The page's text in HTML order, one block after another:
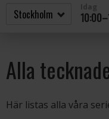
Alla
Här listas alla våra